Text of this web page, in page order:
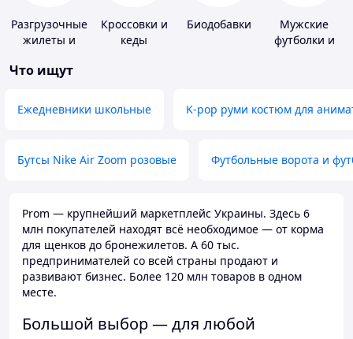
Разгрузочные
жилеты и
без плит
Кроссовки и
кеды
Биодобавки
Мужские
футболки и
Что ищут
Ежедневники школьные K-pop руми костюм для
Бутсы Nike Air Zoom розовые Футбольные ворота и
Prom — крупнейший маркетплейс Украины. Здесь 6
млн покупателей находят всё необходимое — от корма
для щенков до бронежилетов. А 60 тыс.
предпринимателей со всей страны продают и
развивают бизнес. Более 120 млн товаров в одном
месте.
Большой выбор — для любой